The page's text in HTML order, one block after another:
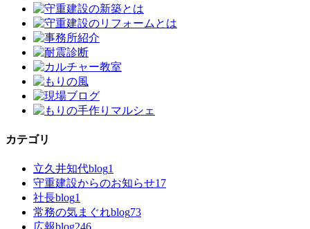
カテゴリ
立久井知代blog1
守重建設からのお知らせ17
社長blog1
常務の気まぐれblog73